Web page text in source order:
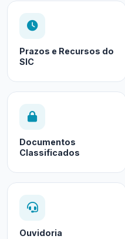
Prazos e Recursos do
SIC
Documentos
Classificados
Ouvidoria